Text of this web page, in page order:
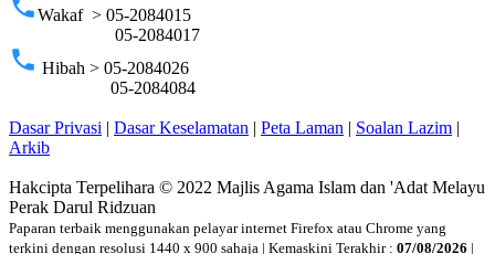
phoneWakaf > 05-2084015
05-2084017
phone Hibah > 05-2084026
05-2084084
Dasar Privasi | Dasar Keselamatan | Peta Laman | Soalan Lazim |
Arkib
Hakcipta Terpelihara © 2022 Majlis Agama Islam dan 'Adat Melayu
Perak Darul Ridzuan
Paparan terbaik menggunakan pelayar internet Firefox atau Chrome yang
terkini dengan resolusi 1440 x 900 sahaja | Kemaskini Terakhir : 07/08/2026 |